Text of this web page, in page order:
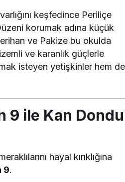
keşfedince Periliçe
korumak adına küçük
ve Pakize bu okulda
ve karanlık güçlerle
isteyen yetişkinler hem de
ile Kan
hayal kırıklığına
9.